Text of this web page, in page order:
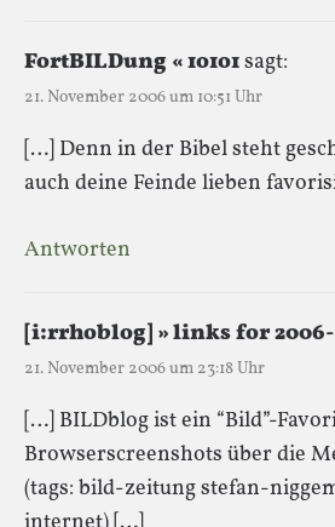
FortBILDung « 1o1o1sagt:
21. November 2006 um 10:51 Uhr
[…] Denn in der Bibel steht
auch deine Feinde lieben
Antworten
[i:rrhoblog] » links for 2006-
21. November 2006 um 23:18 Uhr
[…] BILDblog ist ein “Bild”-
Browserscreenshots über die
(tags: bild-zeitung stefan-